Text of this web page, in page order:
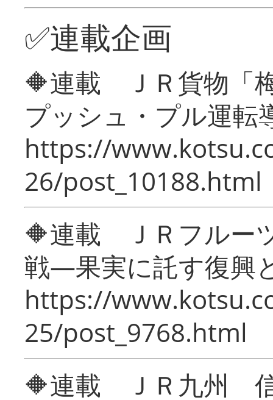
✅連載企画
🔶連載 ＪＲ貨物「
プッシュ・プル運転
https://
26/post_10188.html
🔶連載 ＪＲフルー
戦―果実に託す復興
https://
25/post_9768.html
🔶連載 ＪＲ九州 信